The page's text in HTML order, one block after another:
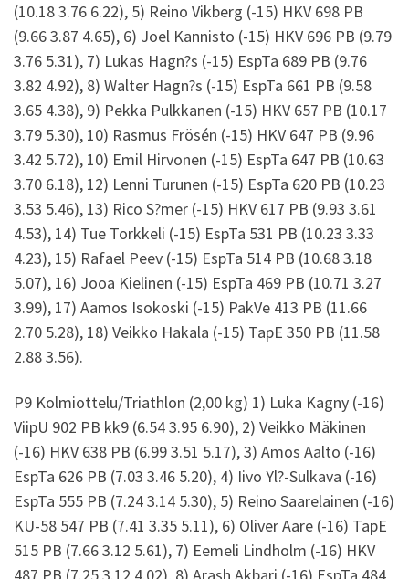
(10.18 3.76 6.22), 5) Reino Vikberg (-15) HKV 698 PB
(9.66 3.87 4.65), 6) Joel Kannisto (-15) HKV 696 PB (9.79
3.76 5.31), 7) Lukas Hagn?s (-15) EspTa 689 PB (9.76
3.82 4.92), 8) Walter Hagn?s (-15) EspTa 661 PB (9.58
3.65 4.38), 9) Pekka Pulkkanen (-15) HKV 657 PB (10.17
3.79 5.30), 10) Rasmus Frösén (-15) HKV 647 PB (9.96
3.42 5.72), 10) Emil Hirvonen (-15) EspTa 647 PB (10.63
3.70 6.18), 12) Lenni Turunen (-15) EspTa 620 PB (10.23
3.53 5.46), 13) Rico S?mer (-15) HKV 617 PB (9.93 3.61
4.53), 14) Tue Torkkeli (-15) EspTa 531 PB (10.23 3.33
4.23), 15) Rafael Peev (-15) EspTa 514 PB (10.68 3.18
5.07), 16) Jooa Kielinen (-15) EspTa 469 PB (10.71 3.27
3.99), 17) Aamos Isokoski (-15) PakVe 413 PB (11.66
2.70 5.28), 18) Veikko Hakala (-15) TapE 350 PB (11.58
2.88 3.56).
P9 Kolmiottelu/Triathlon (2,00 kg) 1) Luka Kagny (-16)
ViipU 902 PB kk9 (6.54 3.95 6.90), 2) Veikko Mäkinen
(-16) HKV 638 PB (6.99 3.51 5.17), 3) Amos Aalto (-16)
EspTa 626 PB (7.03 3.46 5.20), 4) Iivo Yl?-Sulkava (-16)
EspTa 555 PB (7.24 3.14 5.30), 5) Reino Saarelainen (-16)
KU-58 547 PB (7.41 3.35 5.11), 6) Oliver Aare (-16) TapE
515 PB (7.66 3.12 5.61), 7) Eemeli Lindholm (-16) HKV
487 PB (7.25 3.12 4.02), 8) Arash Akbari (-16) EspTa 484